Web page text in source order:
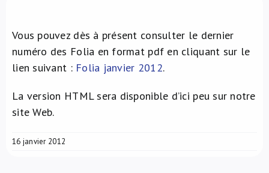
NL
Vous pouvez dès à présent consulter le dernier
numéro des Folia en format pdf en cliquant sur le
lien suivant : Folia janvier 2012.
La version HTML sera disponible d’ici peu sur notre
site Web.
16 janvier 2012